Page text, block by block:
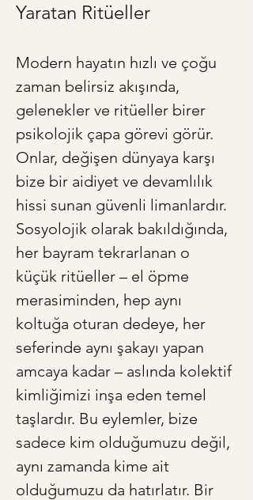
Yaratan Ritüeller
Modern hayatın hızlı ve çoğu
zaman belirsiz akışında,
gelenekler ve ritüeller birer
psikolojik çapa görevi görür.
Onlar, değişen dünyaya karşı
bize bir aidiyet ve devamlılık
hissi sunan güvenli limanlardır.
Sosyolojik olarak bakıldığında,
her bayram tekrarlanan o
küçük ritüeller – el öpme
merasiminden, hep aynı
koltuğa oturan dedeye, her
seferinde aynı şakayı yapan
amcaya kadar – aslında kolektif
kimliğimizi inşa eden temel
taşlardır. Bu eylemler, bize
sadece kim olduğumuzu değil,
aynı zamanda kime ait
olduğumuzu da hatırlatır. Bir